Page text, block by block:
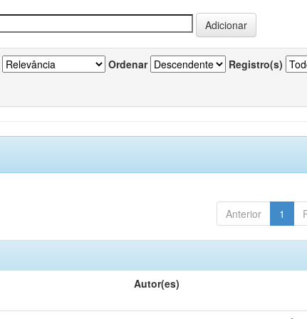
Ordenar Registro(s)
Anterior 1
Autor(es)